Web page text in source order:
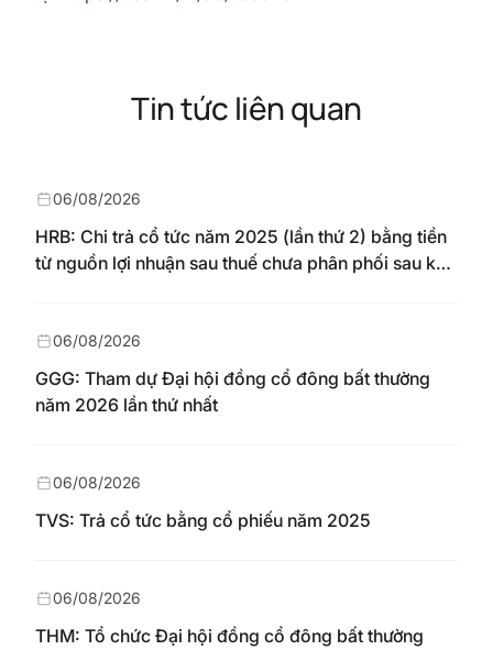
Tin tức liên quan
HRB: Chi trả cổ tức năm 2025 (lần thứ 2) bằng tiền
từ nguồn lợi nhuận sau thuế chưa phân phối sau khi
ngày 04/08/2026
06/08/2026
GGG: Tham dự Đại hội đồng cổ đông bất thường
năm 2026 lần thứ nhất
06/08/2026
TVS: Trả cổ tức bằng cổ phiếu năm 2025
06/08/2026
THM: Tổ chức Đại hội đồng cổ đông bất thường
06/08/2026